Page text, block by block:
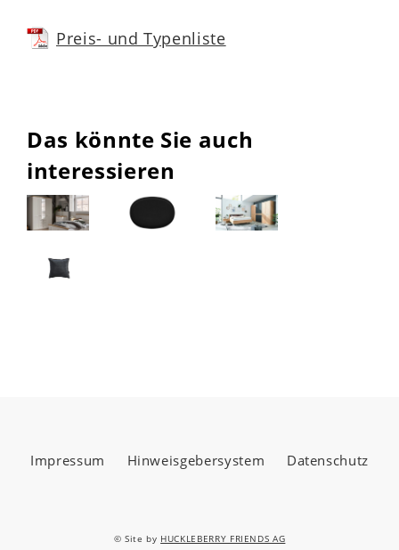
Preis- und Typenliste
Das könnte Sie auch
interessieren
Impressum Hinweisgebersystem Datenschutz
© Site by HUCKLEBERRY FRIENDS AG